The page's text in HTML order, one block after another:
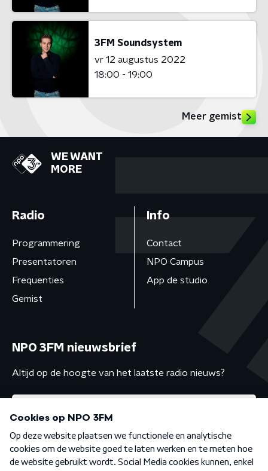
3FM Soundsystem
vr 12 augustus 2022
18:00 - 19:00
Meer gemist
WE WANT
MORE
Radio
Programmering
Presentatoren
Frequenties
Gemist
Info
Contact
NPO Campus
App de studio
NPO 3FM nieuwsbrief
Altijd op de hoogte van het laatste radio nieuws?